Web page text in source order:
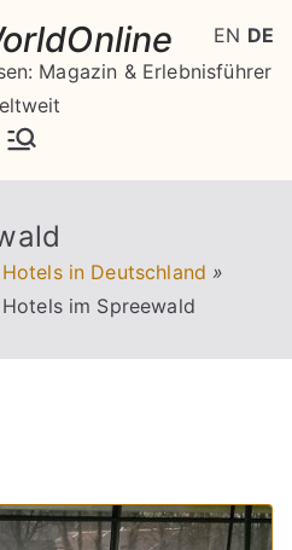
Magazin & Erlebnisführer
Hotels in Deutschland »
Hotels im Spreewald
EN DE